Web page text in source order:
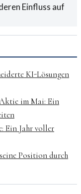
Einfluss auf
KI-Lösungen
im Mai: Ein
Ein Jahr voller
Position durch